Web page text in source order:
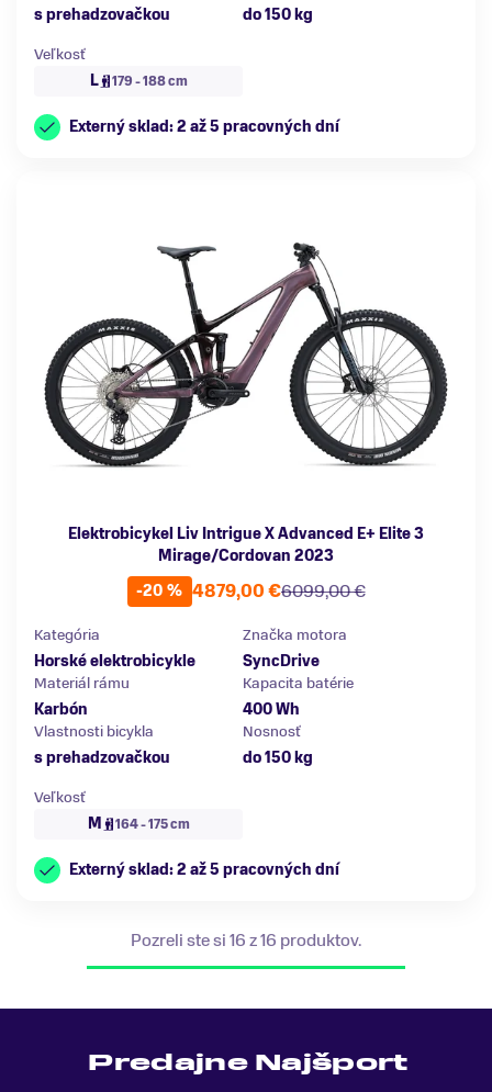
s prehadzovačkou
do 150 kg
Veľkosť
L
179 - 188 cm
Externý sklad: 2 až 5 pracovných dní
Elektrobicykel Liv Intrigue X Advanced E+ Elite 3
Mirage/Cordovan 2023
-20 %
6099,00 €
4879,00 €
Kategória
Horské elektrobicykle
Značka motora
SyncDrive
Materiál rámu
Karbón
Kapacita batérie
400 Wh
Vlastnosti bicykla
s prehadzovačkou
Nosnosť
do 150 kg
Veľkosť
M
164 - 175 cm
Externý sklad: 2 až 5 pracovných dní
Pozreli ste si 16 z 16 produktov.
Predajne Najšport